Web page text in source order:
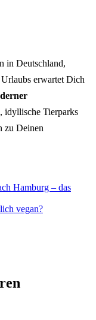
in Deutschland,
erwartet Dich
idyllische Tierparks
zu Deinen
Hamburg – das
vegan?